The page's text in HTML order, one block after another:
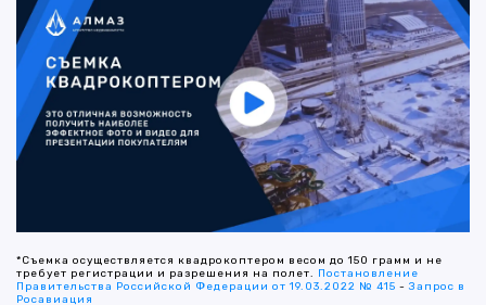
*Съемка осуществляется квадрокоптером весом до 150 грамм и не
требует регистрации и разрешения на полет. Постановление
Правительства Российской Федерации от 19.03.2022 № 415 -Запрос в
Росавиация